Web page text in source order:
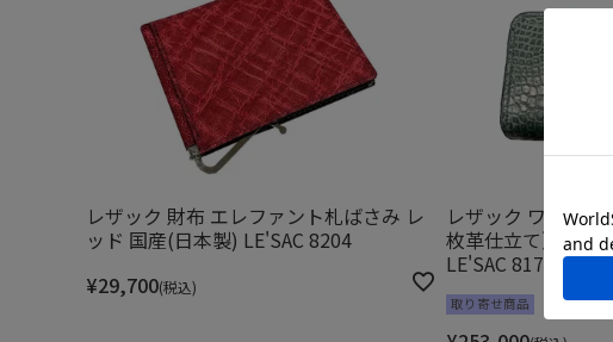
レザック 財布 エレファント札ばさみ レ
ッド 国産(日本製) LE'SAC 8204
¥29,700 税込
レザック ワニ革
枚革仕立て） グリ
LE'SAC 8175 gr
取り寄せ商品